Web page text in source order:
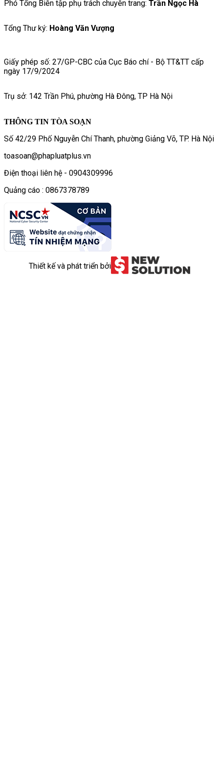
Phó Tổng Biên tập phụ trách chuyên trang: Trần Ngọc Hà
Tổng Thư ký: Hoàng Văn Vượng
Giấy phép số: 27/GP-CBC của Cục Báo chí - Bộ TT&TT cấp
ngày 17/9/2024
Trụ sở: 142 Trần Phú, phường Hà Đông, TP Hà Nội
THÔNG TIN TÒA SOẠN
Số 42/29 Phố Nguyễn Chí Thanh, phường Giảng Võ, TP. Hà Nội
toasoan@phapluatplus.vn
Điện thoại liên hệ - 0904309996
Quảng cáo : 0867378789
Thiết kế và phát triển bởi